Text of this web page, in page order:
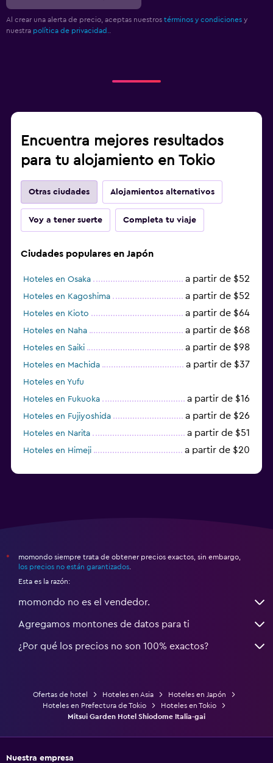
Al crear una alerta de precio, aceptas nuestros términos y condiciones y
nuestra política de privacidad.
Encuentra mejores resultados
para tu alojamiento en Tokio
Otras ciudades Alojamientos alternativos
Voy a tener suerte Completa tu viaje
Ciudades populares en Japón
Hoteles en Osaka a partir de $52
Hoteles en Kagoshima a partir de $52
Hoteles en Kioto a partir de $64
Hoteles en Naha a partir de $68
Hoteles en Saiki a partir de $98
Hoteles en Machida a partir de $37
Hoteles en Yufu
Hoteles en Fukuoka
a partir de $16
Hoteles en Fujiyoshida a partir de $26
Hoteles en Narita a partir de $51
Hoteles en Himeji a partir de $20
*
momondo siempre trata de obtener precios exactos, sin embargo,
los precios no están garantizados
Esta es la razón:
momondo no es el vendedor.
Agregamos montones de datos para ti
¿Por qué los precios no son 100% exactos?
Ofertas de hotel Hoteles en Asia
Hoteles en Japón
Hoteles en Prefectura de Tokio
Hoteles en Tokio
Mitsui Garden Hotel Shiodome Italia-gai
Nuestra empresa